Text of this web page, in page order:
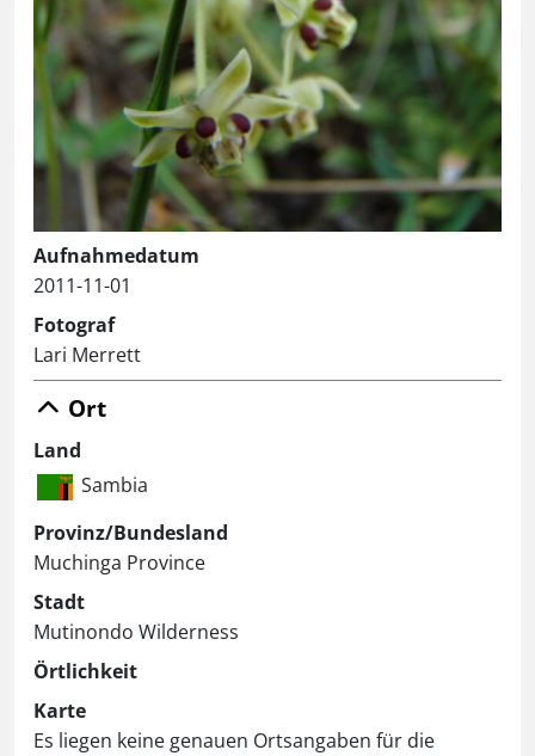
Aufnahmedatum
2011-11-01
Fotograf
Lari Merrett
Ort
Land
Sambia
Provinz/Bundesland
Muchinga Province
Stadt
Mutinondo Wilderness
Örtlichkeit
Karte
Es liegen keine genauen Ortsangaben für die